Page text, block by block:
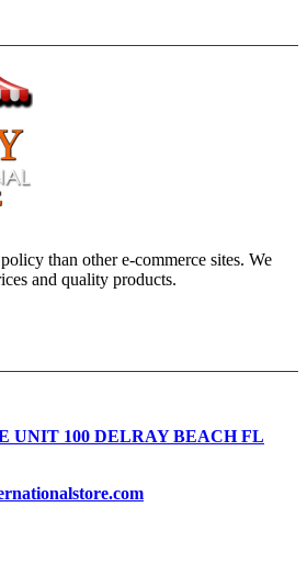
than other e-commerce sites. We
and quality products.
UNIT 100 DELRAY BEACH FL